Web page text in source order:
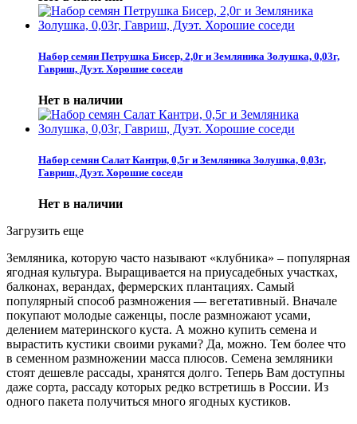
Набор семян Петрушка Бисер, 2,0г и Земляника Золушка, 0,03г,
Гавриш, Дуэт. Хорошие соседи
Нет в наличии
Набор семян Салат Кантри, 0,5г и Земляника Золушка, 0,03г,
Гавриш, Дуэт. Хорошие соседи
Нет в наличии
Загрузить еще
Земляника, которую часто называют «клубника» – популярная
ягодная культура. Выращивается на приусадебных участках,
балконах, верандах, фермерских плантациях. Самый
популярный способ размножения — вегетативный. Вначале
покупают молодые саженцы, после размножают усами,
делением материнского куста. А можно купить семена и
вырастить кустики своими руками? Да, можно. Тем более что
в семенном размножении масса плюсов. Семена земляники
стоят дешевле рассады, хранятся долго. Теперь Вам доступны
даже сорта, рассаду которых редко встретишь в России. Из
одного пакета получиться много ягодных кустиков.